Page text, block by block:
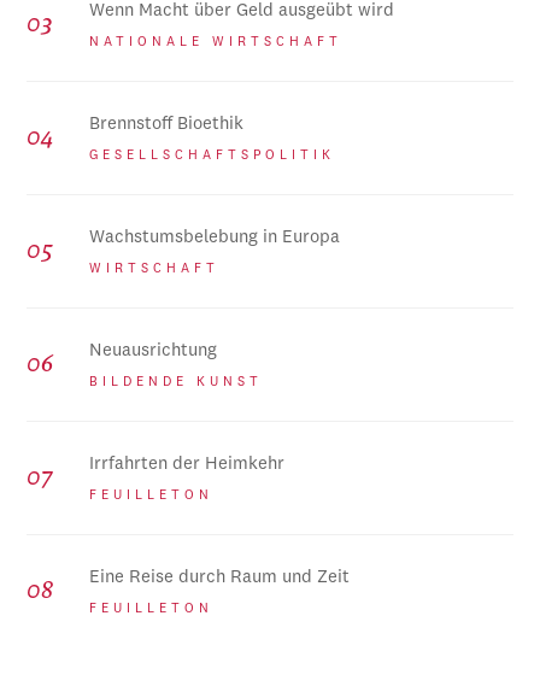
Wenn Macht über Geld ausgeübt wird
NATIONALE WIRTSCHAFT
Brennstoff Bioethik
GESELLSCHAFTSPOLITIK
Wachstumsbelebung in Europa
WIRTSCHAFT
Neuausrichtung
BILDENDE KUNST
Irrfahrten der Heimkehr
FEUILLETON
Eine Reise durch Raum und Zeit
FEUILLETON